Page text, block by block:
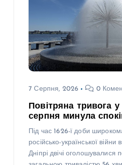
7 Серпня, 2026 0
Повітряна тривога у
серпня минула
Під час 1626-ї доби
російсько-української війни
Дніпрі двічі оголошувалися